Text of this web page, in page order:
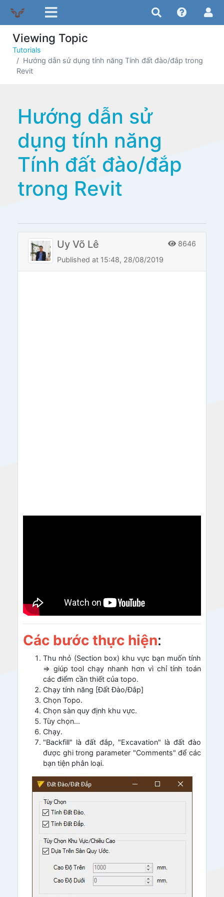
Viewing Topic
Tutorials
Hướng dẫn sử dụng tính năng Tính đất đào/đắp trong
Revit
Hướng dẫn sử
dụng tính năng
Tính đất đào/đắp
trong Revit
8646
Uy Võ Lê
Published at 15:48, 28/08/2019
Các bước thực hiện:
Thu nhỏ (Section box) khu vực bạn muốn tính
=> giúp tool chạy nhanh hơn vì chỉ tính toán
các điểm cần thiết của topo.
Chạy tính năng [Đất Đào/Đắp]
Chọn Topo.
Chọn sàn quy định khu vực.
Tùy chọn...
Chạy.
"Backfill" là đất đắp, "Excavation" là đất đào
được ghi trong parameter "Comments" để các
bạn tiện phân loại.